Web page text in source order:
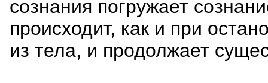
сознания погружает
происходит, как и при
из тела, и продолжает